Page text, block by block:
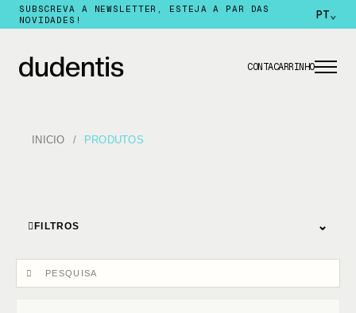
SUBSCREVA A NEWSLETTER, ESTEJA A PAR DAS
NOVIDADES!
PT⌄
CONTACARRINHO
INICIO PRODUTOS
FILTROS ⌄